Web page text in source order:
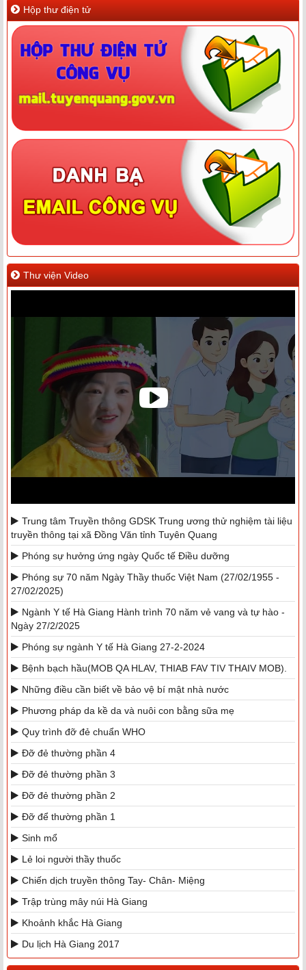
Hộp thư điện tử
Thư viện Video
Trung tâm Truyền thông GDSK Trung ương thử nghiệm tài liệu
truyền thông tại xã Đồng Văn tỉnh Tuyên Quang
Phóng sự hưởng ứng ngày Quốc tế Điều dưỡng
Phóng sự 70 năm Ngày Thầy thuốc Việt Nam (27/02/1955 -
27/02/2025)
Ngành Y tế Hà Giang Hành trình 70 năm vẻ vang và tự hào -
Ngày 27/2/2025
Phóng sự ngành Y tế Hà Giang 27-2-2024
Bệnh bạch hầu(MOB QA HLAV, THIAB FAV TIV THAIV MOB).
Những điều cần biết về bảo vệ bí mật nhà nước
Phương pháp da kề da và nuôi con bằng sữa mẹ
Quy trình đỡ đẻ chuẩn WHO
Đỡ đẻ thường phần 4
Đỡ đẻ thường phần 3
Đỡ đẻ thường phần 2
Đỡ để thường phần 1
Sinh mổ
Lẻ loi người thầy thuốc
Chiến dịch truyền thông Tay- Chân- Miệng
Trập trùng mây núi Hà Giang
Khoảnh khắc Hà Giang
Du lịch Hà Giang 2017